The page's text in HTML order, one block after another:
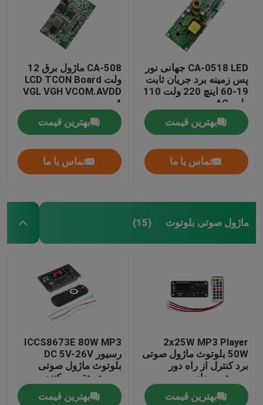
CA-0518 LED جهانی نور
پس زمینه برد جریان ثابت
19-60 اینچ 220 ولت 110
ولت AC
بهترین قیمت
تماس با ما
CA-508 ماژول برق 12
ولت LCD TCON Board
VGL VGH VCOM.AVDD
4
بهترین قیمت
تماس با ما
ماژول صوتی بلوتوث (15)
2x25W MP3 Player
50W بلوتوث ماژول صوتی
برد کنترل از راه دور
سیستم صدای بی سیم
بهترین قیمت
ICCS8673E 80W MP3
رسیور DC 5V-26V
بلوتوث ماژول صوتی
سیستم تقویت کننده
قدرت برد
بهترین قیمت